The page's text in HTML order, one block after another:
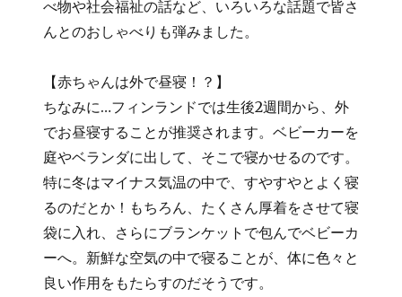
べ物や社会福祉の話など、いろいろな話題で皆さ
んとのおしゃべりも弾みました。
【赤ちゃんは外で昼寝！？】
ちなみに…フィンランドでは生後2週間から、外
でお昼寝することが推奨されます。ベビーカーを
庭やベランダに出して、そこで寝かせるのです。
特に冬はマイナス気温の中で、すやすやとよく寝
るのだとか！もちろん、たくさん厚着をさせて寝
袋に入れ、さらにブランケットで包んでベビーカ
ーへ。新鮮な空気の中で寝ることが、体に色々と
良い作用をもたらすのだそうです。